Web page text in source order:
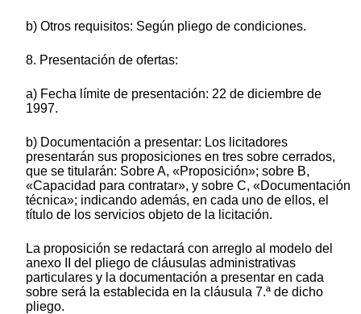
b) Otros requisitos: Según pliego de condiciones.
8. Presentación de ofertas:
a) Fecha límite de presentación: 22 de diciembre de
1997.
b) Documentación a presentar: Los licitadores
presentarán sus proposiciones en tres sobre cerrados,
que se titularán: Sobre A, «Proposición»; sobre B,
«Capacidad para contratar», y sobre C, «Documentación
técnica»; indicando además, en cada uno de ellos, el
título de los servicios objeto de la licitación.
La proposición se redactará con arreglo al modelo del
anexo II del pliego de cláusulas administrativas
particulares y la documentación a presentar en cada
sobre será la establecida en la cláusula 7.ª de dicho
pliego.